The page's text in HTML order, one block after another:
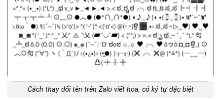
Cách thay đổi tên trên Zalo viết hoa, có ký tự đặc biệt